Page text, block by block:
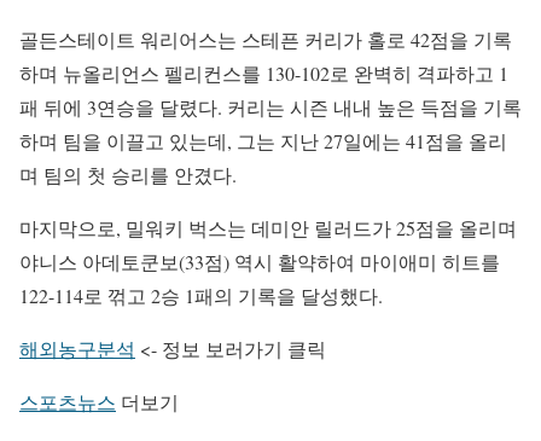
골든스테이트 워리어스는 스테픈 커리가 홀로 42점을 기록
하며 뉴올리언스 펠리컨스를 130-102로 완벽히 격파하고 1
패 뒤에 3연승을 달렸다. 커리는 시즌 내내 높은 득점을 기록
하며 팀을 이끌고 있는데, 그는 지난 27일에는 41점을 올리
며 팀의 첫 승리를 안겼다.
마지막으로, 밀워키 벅스는 데미안 릴러드가 25점을 올리며
야니스 아데토쿤보(33점) 역시 활약하여 마이애미 히트를
122-114로 꺾고 2승 1패의 기록을 달성했다.
해외농구분석 <- 정보 보러가기 클릭
스포츠뉴스 더보기